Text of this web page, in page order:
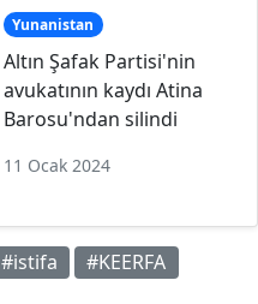
Yunanistan
Altın Şafak Partisi'nin
avukatının kaydı Atina
Barosu'ndan silindi
11 Ocak 2024
#istifa
#KEERFA